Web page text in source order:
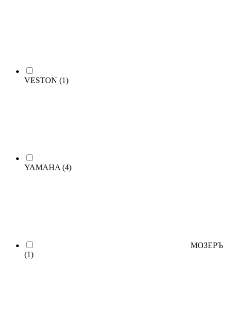
VESTON (1)
YAMAHA (4)
МОЗЕРЪ
(1)